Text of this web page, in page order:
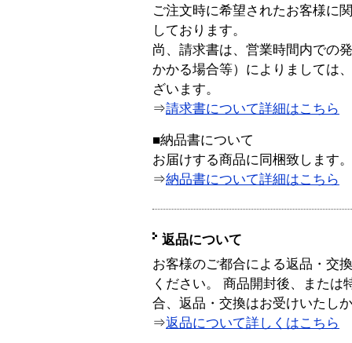
ご注文時に希望されたお客様に
しております。
尚、請求書は、営業時間内での
かかる場合等）によりましては
ざいます。
⇒請求書について詳細はこちら
■納品書について
お届けする商品に同梱致します。
⇒納品書について詳細はこちら
返品について
お客様のご都合による返品・交
ください。 商品開封後、または
合、返品・交換はお受けいたし
⇒返品について詳しくはこちら